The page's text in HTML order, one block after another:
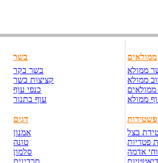
בשר
בשר בקר
קציצות בשר
כנפי עוף
עוף בתנור
דגים
אמנון
טונה
סלמון
ממולאים
ממולא
ממולא
ממולא
פשטידות
בצל
פטריות
אדמה